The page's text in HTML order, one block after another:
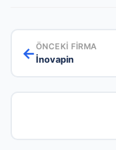
←ÖNCEKI FIRMA
İnovapin